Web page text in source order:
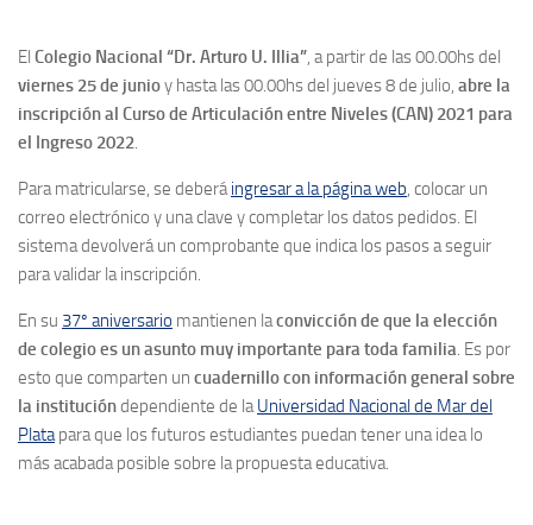
El Colegio Nacional “Dr. Arturo U. Illia”, a partir de las 00.00hs del
viernes 25 de junioy hasta las 00.00hs del jueves 8 de julio, abre la
inscripción al Curso de Articulación entre Niveles (CAN) 2021 para
el Ingreso 2022.
Para matricularse, se deberáingresar a la página web, colocar un
correo electrónico y una clave y completar los datos pedidos. El
sistema devolverá un comprobante que indica los pasos a seguir
para validar la inscripción.
En su 37º aniversario mantienen laconvicción de que laelección
de colegio es un asunto muy importante para toda familia. Es por
esto que comparten un cuadernillo con información general sobre
la institucióndependiente de laUniversidad Nacional de Mar del
Platapara que los futuros estudiantes puedan tener una idea lo
más acabada posible sobre la propuesta educativa.